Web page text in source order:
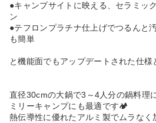
●キャンプサイトに映える、セラミッ
ン
●テフロンプラチナ仕上げでつるんと
も簡単
と機能面でもアップデートされた仕様
直径30cmの大鍋で3～4人分の鍋料理
ミリーキャンプにも最適です🏕️
熱伝導性に優れたアルミ製でムラな